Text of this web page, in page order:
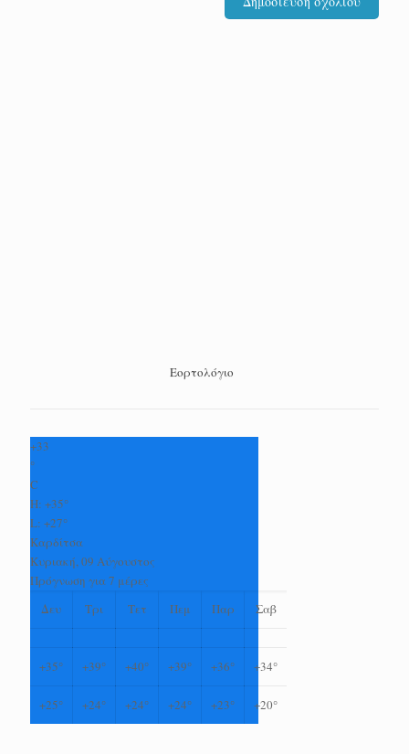
Εορτολόγιο
+33
°
C
H: +35°
L: +27°
Καρδίτσα
Κυριακή, 09 Αύγουστος
Πρόγνωση για 7 μέρες
Δευ
Τρι Τετ Πεμ Παρ Σαβ
+35° +39° +40° +39° +36° +34°
+25° +24° +24° +24° +23° +20°